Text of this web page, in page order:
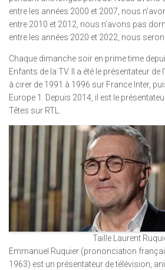
entre les années 2000 et 2007, nous
entre 2010 et 2012, nous n’avons pas
entre les années 2020 et 2022, nous
Chaque dimanche soir en prime time
Enfants de la TV. Il a été le présentateur de
à cirer de 1991 à 1996 sur France Inter,
Europe 1. Depuis 2014, il est le
Têtes sur RTL.
Taille Laurent
Emmanuel Ruquier (prononciation
1963) est un présentateur de télévision,